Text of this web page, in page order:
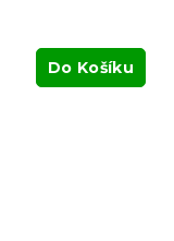
Do Košíku